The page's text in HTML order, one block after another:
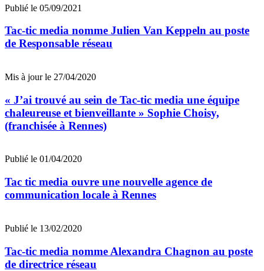
Publié le 05/09/2021
Tac-tic media nomme Julien Van Keppeln au poste
de Responsable réseau
Mis à jour le 27/04/2020
« J’ai trouvé au sein de Tac-tic media une équipe
chaleureuse et bienveillante » Sophie Choisy,
(franchisée à Rennes)
Publié le 01/04/2020
Tac tic media ouvre une nouvelle agence de
communication locale à Rennes
Publié le 13/02/2020
Tac-tic media nomme Alexandra Chagnon au poste
de directrice réseau